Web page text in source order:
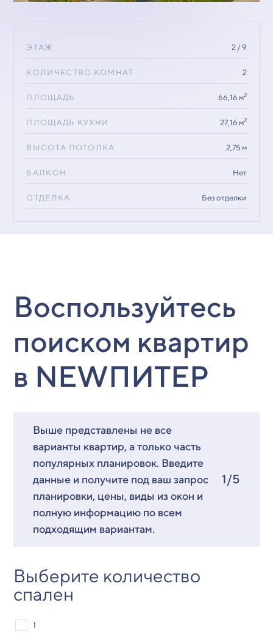
ЭТАЖ 2 / 9
КОЛИЧЕСТВО КОМНАТ 2
ПЛОЩАДЬ 66,16 м2
ПЛОЩАДЬ КУХНИ 27,16 м2
ВЫСОТА ПОТОЛКА 2,75 м
БАЛКОН Нет
ОТДЕЛКА Без отделки
Воспользуйтесь
поиском квартир
в NEWПИТЕР
Выше представлены не все
варианты квартир, а только часть
популярных планировок. Введите
данные и получите под ваш запрос
планировки, цены, виды из окон и
полную информацию по всем
подходящим вариантам.
1/5
Выберите количество
спален
1